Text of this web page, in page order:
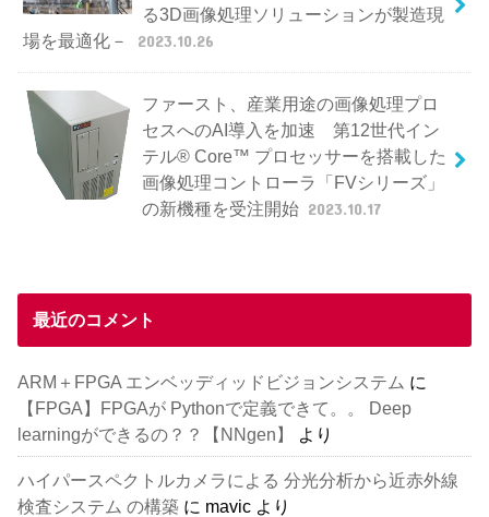
る3D画像処理ソリューションが製造現
場を最適化－
2023.10.26
ファースト、産業用途の画像処理プロ
セスへのAI導入を加速 第12世代イン
テル® Core™ プロセッサーを搭載した
画像処理コントローラ「FVシリーズ」
の新機種を受注開始 2023.10.17
最近のコメント
ARM＋FPGA エンベッディッドビジョンシステム に
【FPGA】FPGAが Pythonで定義できて。。 Deep
learningができるの？？【NNgen】
より
ハイパースペクトルカメラによる 分光分析から近赤外線
検査システム の構築 に mavic より